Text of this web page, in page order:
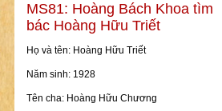
MS81: Hoàng Bách Khoa tìm
bác Hoàng Hữu Triết
Họ và tên: Hoàng Hữu Triết
Năm sinh: 1928
Tên cha: Hoàng Hữu Chương